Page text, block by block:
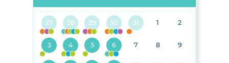
27 28 29 30 31 1 2
3 4 5 6 7 8 9